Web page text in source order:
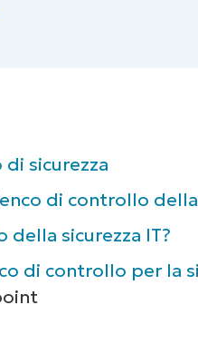
sicurezza
di controllo della
sicurezza IT?
di controllo per la